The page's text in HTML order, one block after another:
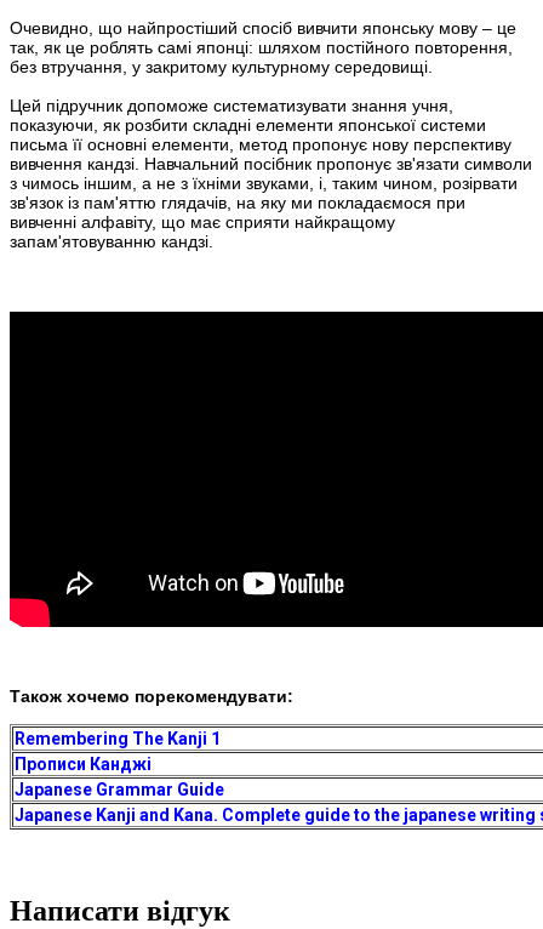
Очевидно, що найпростіший спосіб вивчити японську мову – це
так, як це роблять самі японці: шляхом постійного повторення,
без втручання, у закритому культурному середовищі.
Цей підручник допоможе систематизувати знання учня,
показуючи, як розбити складні елементи японської системи
письма її основні елементи, метод пропонує нову перспективу
вивчення кандзі. Навчальний посібник пропонує зв'язати символи
з чимось іншим, а не з їхніми звуками, і, таким чином, розірвати
зв'язок із пам'яттю глядачів, на яку ми покладаємося при
вивченні алфавіту, що має сприяти найкращому
запам'ятовуванню кандзі.
Також хочемо порекомендувати:
Remembering The Kanji 1
Прописи Канджі
Japanese Grammar Guide
Japanese Kanji and Kana. Complete guide to the japanese writing
Написати відгук